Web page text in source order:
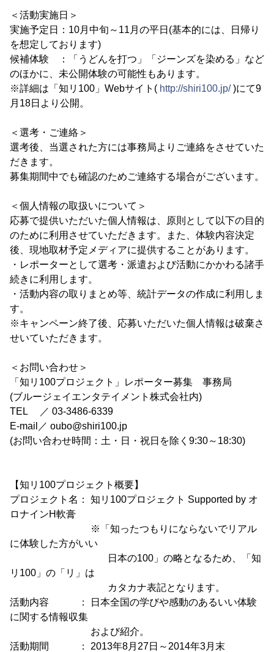
＜活動実施日＞
実施予定日：10月中旬～11月の平日(基本的には、日帰り
を想定しております)
候補体験 ：「うどんを打つ」「ジーンズを染める」など
のほかに、未公開体験の可能性もあります。
※詳細は「知リ100」Webサイト( http://shiri100.jp/)にて9
月18日より公開。
＜選考・ご連絡＞
選考後、当選された方には事務局よりご連絡をさせていた
だきます。
募集期間中でも確認のためご連絡する場合がございます。
＜個人情報の取扱いについて＞
応募で提供いただいた個人情報は、原則として以下の目的
のために利用させていただきます。また、体験内容決定
後、現地取材予定メディアに提供することがあります。
・レポーターとして選考・派遣および活動にかかわる諸手
続きに利用します。
・活動内容の取りまとめ等、統計データの作成に利用しま
す。
※キャンペーン終了後、応募いただいた個人情報は破棄さ
せいていただきます。
＜お問い合わせ＞
「知リ100プロジェクト」レポーター募集 事務局
(ブルージェイエンタテイメント株式会社内)
TEL ／ 03-3486-6339
E-mail／ oubo@shiri100.jp
(お問い合わせ時間：土・日・祝日を除く9:30～18:30)
【知リ100プロジェクト概要】
プロジェクト名： 知リ100プロジェクト Supported by オ
ロナインH軟膏
※「知ったつもりにならないでリアル
に体験した方がいい
日本の100」の略となるため、「知
リ100」の「リ」は
カタカナ表記となります。
活動内容 ： 日本全国の学びや感動のあるいい体験
に関する情報収集
および紹介。
活動期間 ： 2013年8月27日～2014年3月末